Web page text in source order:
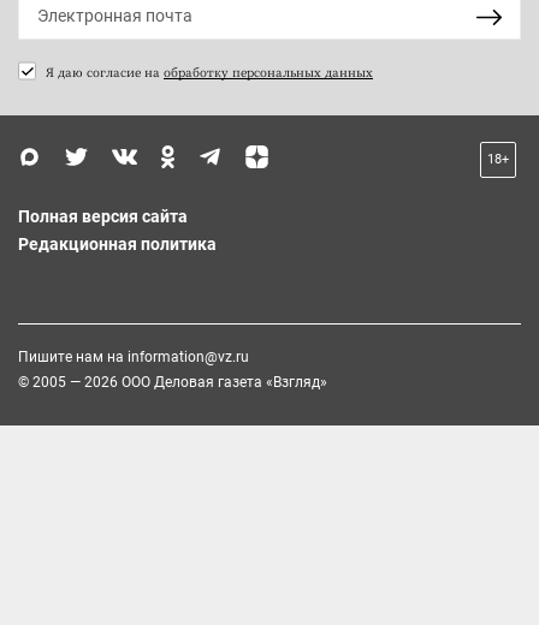
Я даю согласие на обработку персональных данных
18+
Полная версия сайта
Редакционная политика
Пишите нам на information@vz.ru
© 2005 — 2026 ООО Деловая газета «Взгляд»